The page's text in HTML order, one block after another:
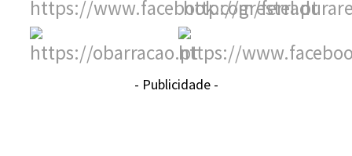
- Publicidade -